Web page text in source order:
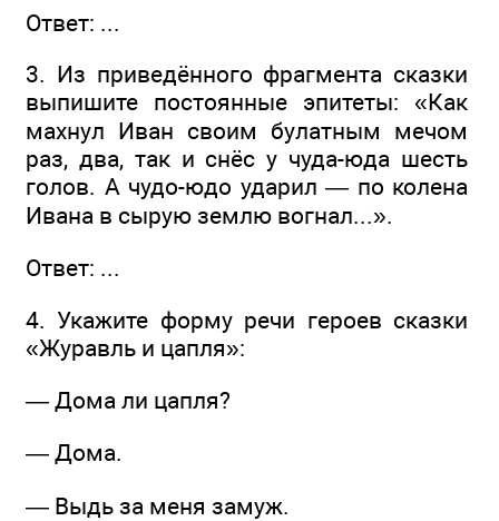
Ответ: ...
3. Из приведённого фрагмента сказки
выпишите постоянные эпитеты: «Как
махнул Иван своим булатным мечом
раз, два, так и снёс у чуда-юда шесть
голов. А чудо-юдо ударил — по колена
Ивана в сырую землю вогнал...».
Ответ: ...
4. Укажите форму речи героев сказки
«Журавль и цапля»:
— Дома ли цапля?
— Дома.
— Выдь за меня замуж.